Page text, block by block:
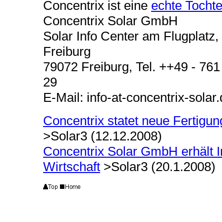
Concentrix ist eine echte
Concentrix Solar GmbH
Solar Info Center am Flugplatz,
Freiburg
79072 Freiburg, Tel. ++49 -
29
E-Mail: info-at-concentrix-
Concentrix statet neue
>Solar3 (12.12.2008)
Concentrix Solar GmbH erhält
Wirtschaft >Solar3 (20.1.2008)